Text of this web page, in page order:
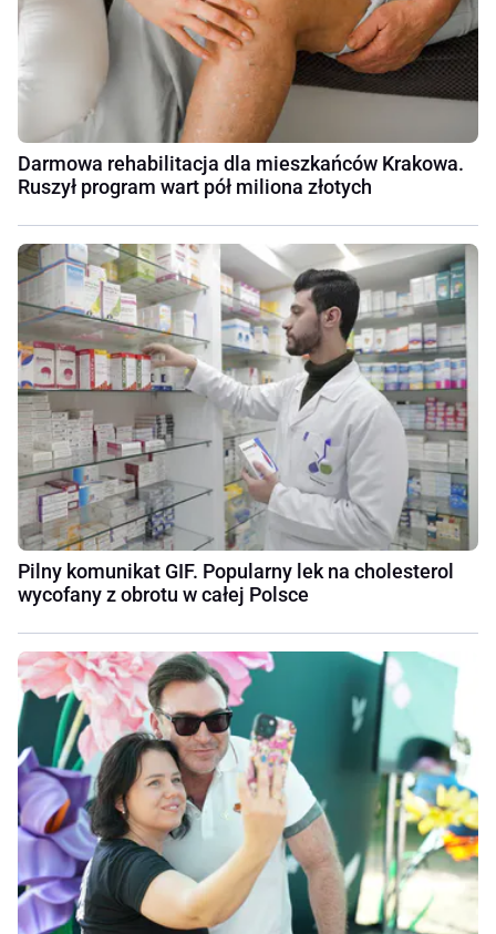
Darmowa rehabilitacja dla mieszkańców Krakowa.
Ruszył program wart pół miliona złotych
Pilny komunikat GIF. Popularny lek na cholesterol
wycofany z obrotu w całej Polsce